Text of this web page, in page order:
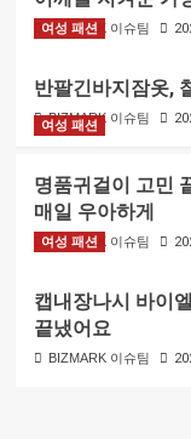
BIZMARK 이슈팀
여성 패션
반팔긴바지잠옷,
BIZMARK 이슈팀
여성 패션
명품귀걸이 고민
매일 우아하게
BIZMARK 이슈팀
여성 패션
캡내장나시 바이
끝냈어요
BIZMARK 이슈팀